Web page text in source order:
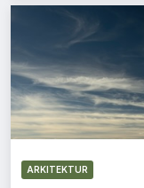
ARKITEKTUR